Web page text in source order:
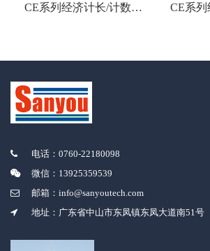
CE系列经济计长/计数仪
CE系
电话：0760-22180098
微信：13925359539
邮箱：info@sanyoutech.com
地址：广东省中山市东凤镇东凤大道南51号